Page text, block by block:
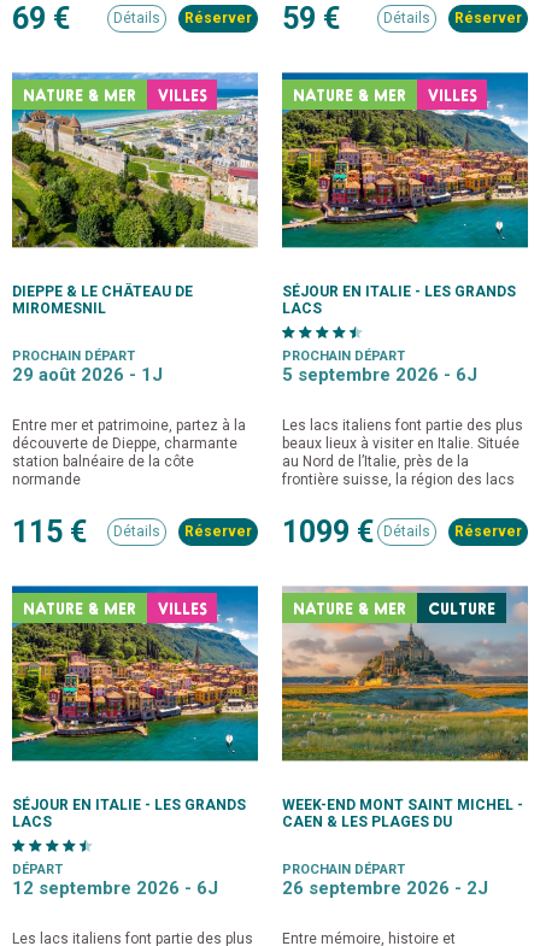
69 € Détails 59 € Détails
NATURE & MER VILLES
DIEPPE & LE CHÂTEAU DE
MIROMESNIL
PROCHAIN DÉPART
29 août 2026 - 1J
Entre mer et patrimoine, partez à la
découverte de Dieppe, charmante
station balnéaire de la côte
normande
115 € Détails
NATURE & MER VILLES
SÉJOUR EN ITALIE - LES GRANDS
LACS
PROCHAIN DÉPART
5 septembre 2026 - 6J
Les lacs italiens font partie des plus
beaux lieux à visiter en Italie. Située
au Nord de l’Italie, près de la
frontière suisse, la région des lacs
Majeur, le lac de Garde ou encore le
lac de Côme.
1099 € Détails
NATURE & MER VILLES
SÉJOUR EN ITALIE - LES GRANDS
LACS
DÉPART
12 septembre 2026 - 6J
Les lacs italiens font partie des plus
NATURE & MER CULTURE
WEEK-END MONT SAINT MICHEL -
CAEN & LES PLAGES DU
PROCHAIN DÉPART
26 septembre 2026 - 2J
Entre mémoire, histoire et